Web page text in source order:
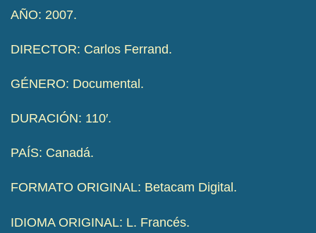
AÑO: 2007.
DIRECTOR: Carlos Ferrand.
GÉNERO: Documental.
DURACIÓN: 110′.
PAÍS: Canadá.
FORMATO ORIGINAL: Betacam Digital.
IDIOMA ORIGINAL: L. Francés.